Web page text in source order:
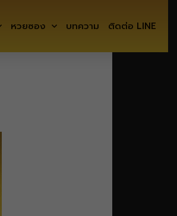
หวยซอง บทความ ติดต่อ LINE